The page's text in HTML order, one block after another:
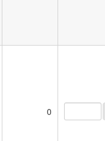
0